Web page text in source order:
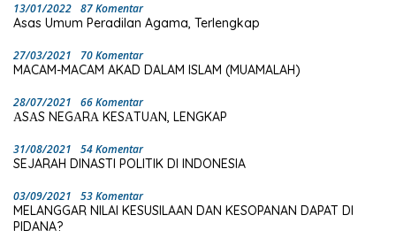
13/01/2022 87 Komentar
Asas Umum Peradilan Agama, Terlengkap
27/03/2021 70 Komentar
MACAM-MACAM AKAD DALAM ISLAM (MUAMALAH)
28/07/2021 66 Komentar
ΑSΑS NEGΑRΑ KESΑTUΑN, LENGKAP
31/08/2021 54 Komentar
SEJARAH DINASTI POLITIK DI INDONESIA
03/09/2021 53 Komentar
MELANGGAR NILAI KESUSILAAN DAN KESOPANAN DAPAT DI
PIDANA?